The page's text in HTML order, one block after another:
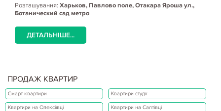
Розташування: Харьков, Павлово поле, Отакара Яроша ул.,
Ботанический сад метро
ДЕТАЛЬНІШЕ...
ПРОДАЖ КВАРТИР
Смарт квартири Квартири студії
Квартири на Олексіївці Квартири на Салтівці